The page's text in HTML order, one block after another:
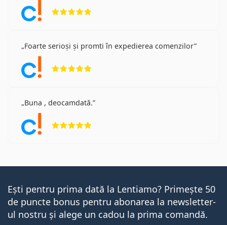
Foarte serioși și promti în expedierea comenzilor
Buna , deocamdată.
Ești pentru prima dată la Lentiamo? Primește 50
de puncte bonus pentru abonarea la newsletter-
ul nostru și alege un cadou la prima comandă.